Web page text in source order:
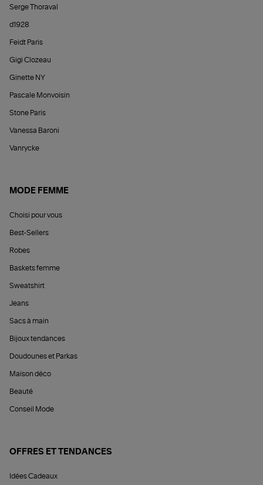
Serge Thoraval
d1928
Feidt Paris
Gigi Clozeau
Ginette NY
Pascale Monvoisin
Stone Paris
Vanessa Baroni
Vanrycke
MODE FEMME
Choisi pour vous
Best-Sellers
Robes
Baskets femme
Sweatshirt
Jeans
Sacs à main
Bijoux tendances
Doudounes et Parkas
Maison déco
Beauté
Conseil Mode
OFFRES ET TENDANCES
Idées Cadeaux